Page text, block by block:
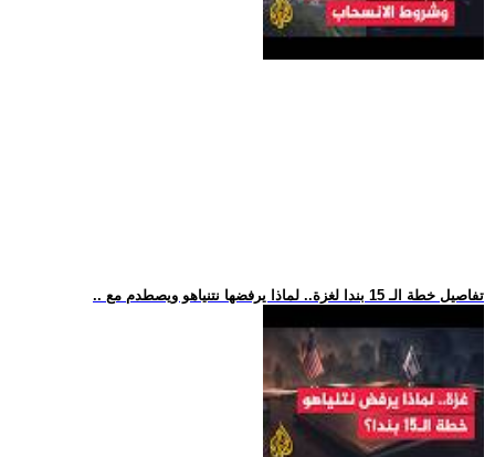
.. تفاصيل خطة الـ 15 بندا لغزة.. لماذا يرفضها نتنياهو ويصطدم مع